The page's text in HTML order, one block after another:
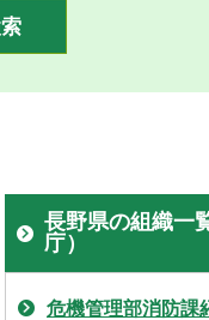
長野県の組織一
庁）
危機管理部消防課